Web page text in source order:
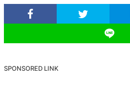
SPONSORED LINK